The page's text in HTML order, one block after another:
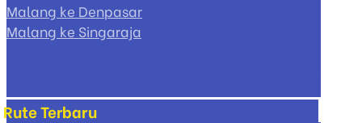
Malang ke Denpasar
Malang ke Singaraja
Rute Terbaru